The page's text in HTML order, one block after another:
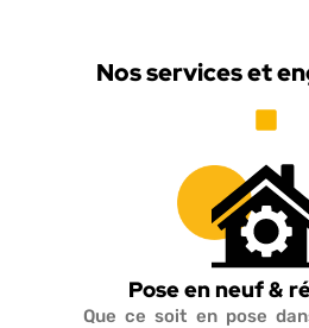
Nos services et
Pose en neuf &
Que ce soit en pose